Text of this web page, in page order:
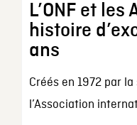
L’ONF et
histoire
ans
Créés en 1972 par
l’Association